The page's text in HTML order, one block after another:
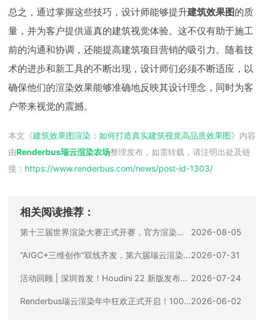
总之，通过掌握这些技巧，设计师能够提升建筑效果图的质
量，并为客户提供逼真的建筑视觉体验。这不仅有助于施工
前的沟通和协调，还能提高建筑项目营销的吸引力。随着技
术的进步和新工具的不断出现，设计师们必须不断适应，以
确保他们的渲染效果能够准确地反映其设计理念，同时为客
户带来视觉的震撼。
本文《建筑效果图渲染：如何打造真实建筑视觉高品质效果图》内容
由Renderbus瑞云渲染农场整理发布，如需转载，请注明出处及链
接： https://www.renderbus.com/news/post-id-1303/
相关阅读推荐：
第十三届世界渲染大赛正式开赛，官方渲染合作伙伴Renderbus瑞云渲染助您渲力全开！ 2026-08-05
“AIGC+三维创作”双线齐发，第六届瑞云渲染大赛全球招商火热进行中！2026-07-31
活动回顾 | 深圳首发！Houdini 22 新版发布会圆满收官 2026-07-24
Renderbus瑞云渲染年中狂欢正式开启！100%中奖率，华为电脑、iPhone17等你来拿2026-06-02